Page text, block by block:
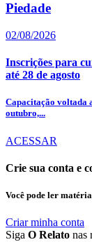
Piedade
02/08/2026
Inscrições para
até 28 de agosto
Capacitação voltada
outubro,...
ACESSAR
Crie sua conta e
Você pode ler
Criar minha conta
Siga O Relato nas